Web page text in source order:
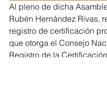
Al pleno de dicha
Rubén Hernández Rivas,
registro de certificación
que otorga el Consejo
Registro de la